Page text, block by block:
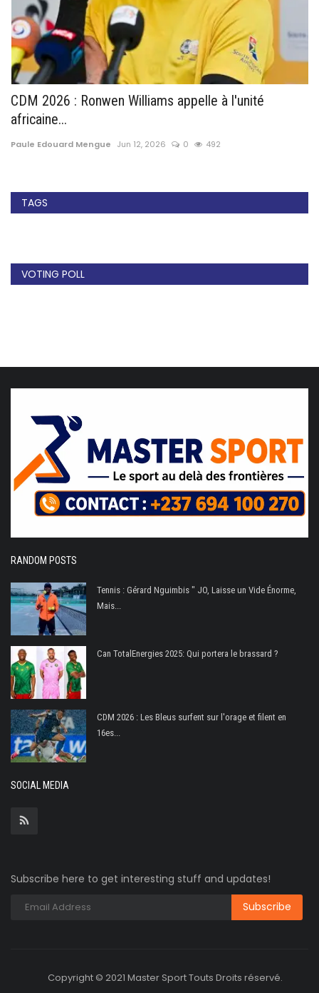
CDM 2026 : Ronwen Williams appelle à l'unité
africaine...
Paule Edouard Mengue Jun 12, 2026 0 492
TAGS
VOTING POLL
RANDOM POSTS
Tennis : Gérard Nguimbis " JO, Laisse un Vide Énorme,
Mais...
Can TotalEnergies 2025: Qui portera le brassard ?
CDM 2026 : Les Bleus surfent sur l'orage et filent en
16es...
SOCIAL MEDIA
Subscribe here to get interesting stuff and updates!
Copyright © 2021 Master Sport Touts Droits réservé.